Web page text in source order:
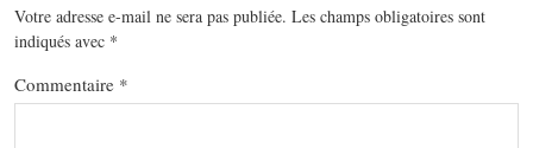
Votre adresse e-mail ne sera pas publiée. Les champs obligatoires sont
indiqués avec *
Commentaire *